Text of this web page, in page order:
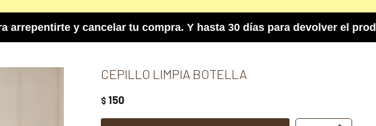
y cancelar tu compra. Y hasta 30 días para devolver el
CEPILLO LIMPIA BOTELLA
$ 150